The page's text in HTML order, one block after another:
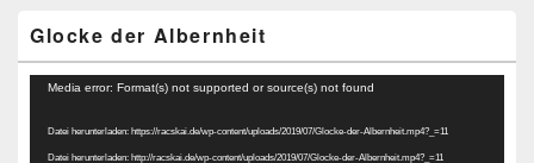
Glocke der Albernheit
Video-
Media error: Format(s) not supported or source(s) not found
Datei herunterladen: https://racskai.de/wp-content/uploads/2019/07/Glocke-der-Albernheit.mp4?_=11
Datei herunterladen: http://racskai.de/wp-content/uploads/2019/07/Glocke-der-Albernheit.mp4?_=11